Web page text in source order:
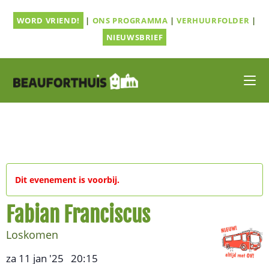
naarWORD VRIEND! | ONS PROGRAMMA |VERHUURFOLDER |
NIEUWSBRIEF
Dit evenement is voorbij.
Fabian Franciscus
Loskomen
za 11 jan '25 20:15